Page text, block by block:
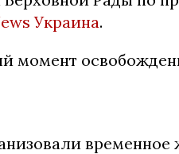
Украина.
момент
временное